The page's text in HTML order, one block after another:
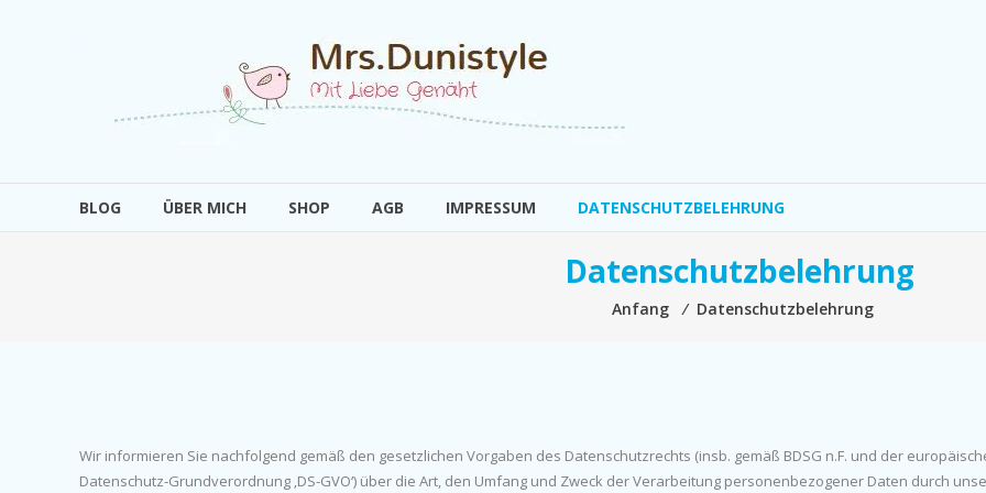
Mrs.Dunistyle
Liebe
BLOG ÜBER MICH SHOP AGB IMPRESSUM DATENSCHUTZBELEHRUNG
Datenschutzbelehrung
Anfang ⁄ Datenschutzbelehrung
Wir informieren Sie nachfolgend gemäß den gesetzlichen Vorgaben des Datenschutzrechts (insb. gemäß BDSG n.F. und der
Datenschutz-Grundverordnung ‚DS-GVO‘) über die Art, den Umfang und Zweck der Verarbeitung personenbezogener Daten durch